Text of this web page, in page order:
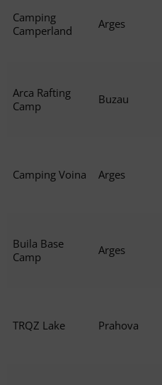
Camping
Camperland
Arges
Arca Rafting
Camp
Buzau
Camping Voina Arges
Buila Base
Camp
Arges
TRQZ Lake Prahova